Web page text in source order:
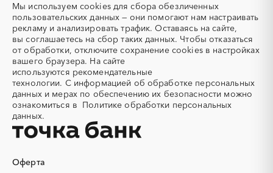
Акварель
Аквариумы
Аккумуляторы
Алкогольная продукция
Алмазное бурение
Алмазная резка
Алюминиевые
конструкции
Алюминий
Аммоний
Ангар
Антенны
Антискалант
Аппараты воздушного
Аренда автобусов
Тамбовская область
Татарстан
Тверская область
Томская область
Тульская область
Тыва
Тюменская область
Удмуртская республика
Ульяновская область
Хабаровский край
Хакасия
Ханты-Мансийский
Автономный округ - Югра
Челябинская область
Чувашская республика
Ярославская область
Оферта
Мы используем cookies для сбора обезличенных
пользовательских данных — они помогают нам настраивать
рекламу и анализировать трафик. Оставаясь на сайте,
вы соглашаетесь на сбор таких данных. Чтобы отказаться
от обработки, отключите сохранение cookies в настройках
вашего браузера. На сайте
используются рекомендательные
технологии. С информацией об обработке персональных
данных и мерах по обеспечению их безопасности можно
ознакомиться в Политике обработки персональных
данных.